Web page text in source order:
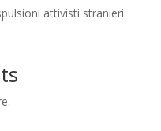
attivisti stranieri